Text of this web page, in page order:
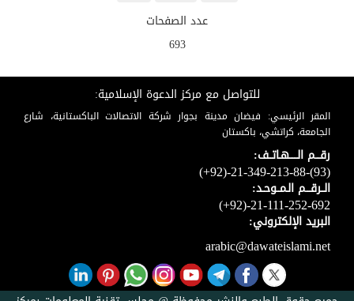
عدد الصفحات
693
للتواصل مع مركز الدعوة الإسلامية:
المقر الرئيسي: فيضان مدينة بجوار شركة الاتصالات الباكستانية، شارع
الجامعة، كراتشي، باكستان
رقـــم الـــــهـاتــف:
(+92)-21-349-213-88-(93)
الــرقـــم الـمــوحـد:
(+92)-21-111-252-692
البريد الإلكتروني:
arabic@dawateislami.net